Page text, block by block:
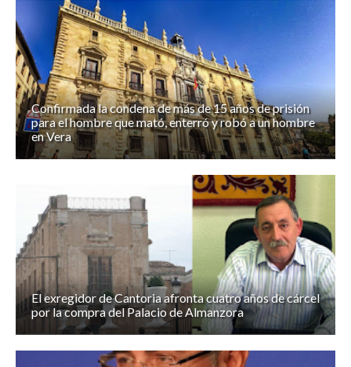
Confirmada la condena de más de 15 años de prisión
para el hombre que mató, enterró y robó a un hombre
en Vera
El exregidor de Cantoria afronta cuatro años de cárcel
por la compra del Palacio de Almanzora